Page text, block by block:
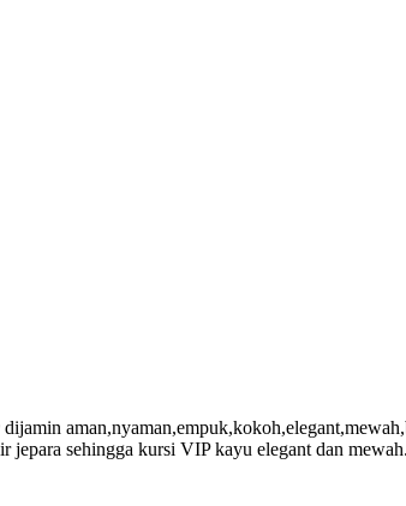
dijamin
sehingga kursi VIP kayu elegant dan